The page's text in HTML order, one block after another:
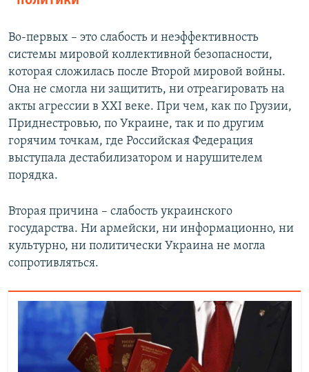
Во-первых – это слабость и неэффективность
системы мировой коллективной безопасности,
которая сложилась после Второй мировой войны.
Она не смогла ни защитить, ни отреагировать на
акты агрессии в ХХІ веке. При чем, как по Грузии,
Приднестровью, по Украине, так и по другим
горячим точкам, где Российская Федерация
выступала дестабилизатором и нарушителем
порядка.
Вторая причина – слабость украинского
государства. Ни армейски, ни информационно, ни
культурно, ни политически Украина не могла
сопротивляться.